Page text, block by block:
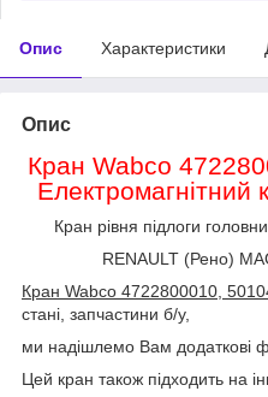
Опис Характеристики
Опис
Кран Wabco
Електромагнітний
Кран рівня підлоги
RENAULT (Рено)
Кран Wabco 4722800010,
стані, запчастини б/у,
ми надішлемо Вам додаткові
Цей кран також підходить на